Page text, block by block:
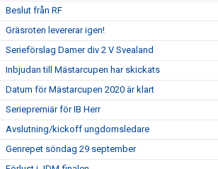
Beslut från RF
Gräsroten levererar igen!
Serieförslag Damer div 2 V Svealand
Inbjudan till Mästarcupen har skickats
Datum för Mästarcupen 2020 är klart
Seriepremiär för IB Herr
Avslutning/kickoff ungdomsledare
Genrepet söndag 29 september